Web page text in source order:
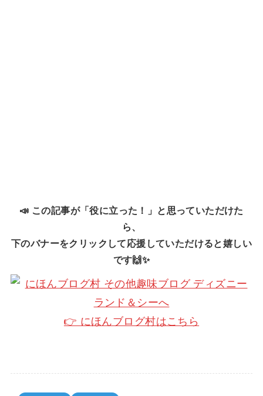
📣 この記事が「役に立った！」と思っていただけた
ら、
下のバナーをクリックして応援していただけると嬉しい
です🙌✨
👉 にほんブログ村はこちら